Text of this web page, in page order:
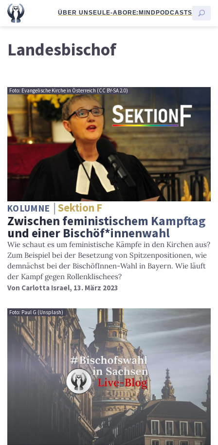
ÜBER UNSEULE-ABORE:MINDPODCASTS
Landesbischof
Foto: Evangelische Kirche in Österreich (CC BY-SA 2.0)
KOLUMNE Sektion F
Zwischen feministischem Kampftag
und einer Bischöf*innenwahl
Wie schaut es um feministische Kämpfe in den Kirchen aus?
Zum Beispiel bei der Besetzung von Spitzenpositionen, wie
demnächst bei der BischöfInnen-Wahl in Bayern. Wie läuft
der Kampf gegen Rollenklischees?
Von Carlotta Israel, 13. März 2023
Foto: Paul G (Unsplash)